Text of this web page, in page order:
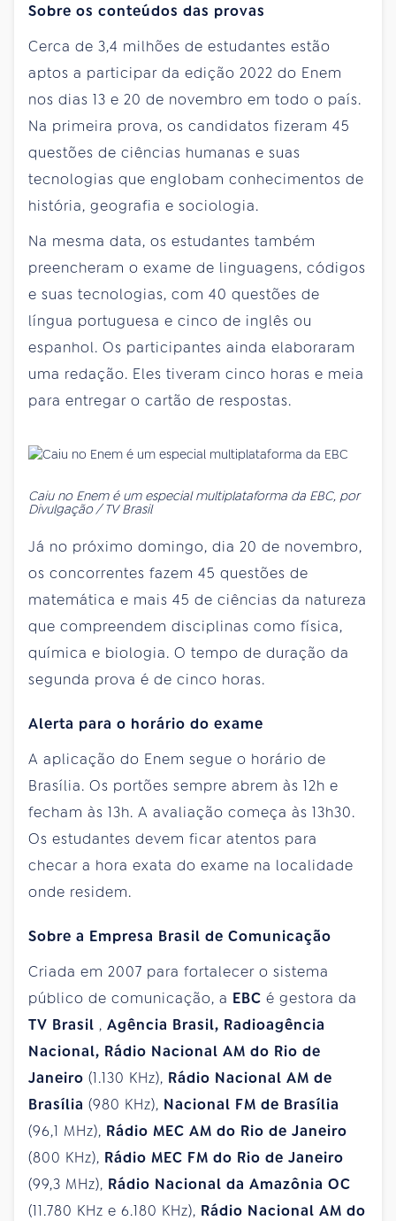
Sobre os conteúdos das provas
Cerca de 3,4 milhões de estudantes estão
aptos a participar da edição 2022 do Enem
nos dias 13 e 20 de novembro em todo o país.
Na primeira prova, os candidatos fizeram 45
questões de ciências humanas e suas
tecnologias que englobam conhecimentos de
história, geografia e sociologia.
Na mesma data, os estudantes também
preencheram o exame de linguagens, códigos
e suas tecnologias, com 40 questões de
língua portuguesa e cinco de inglês ou
espanhol. Os participantes ainda elaboraram
uma redação. Eles tiveram cinco horas e meia
para entregar o cartão de respostas.
Caiu no Enem é um especial multiplataforma da EBC, por
Divulgação / TV Brasil
Já no próximo domingo, dia 20 de novembro,
os concorrentes fazem 45 questões de
matemática e mais 45 de ciências da natureza
que compreendem disciplinas como física,
química e biologia. O tempo de duração da
segunda prova é de cinco horas.
Alerta para o horário do exame
A aplicação do Enem segue o horário de
Brasília. Os portões sempre abrem às 12h e
fecham às 13h. A avaliação começa às 13h30.
Os estudantes devem ficar atentos para
checar a hora exata do exame na localidade
onde residem.
Sobre a Empresa Brasil de Comunicação
Criada em 2007 para fortalecer o sistema
público de comunicação, a EBC é gestora da
TV Brasil , Agência Brasil, Radioagência
Nacional, Rádio Nacional AM do Rio de
Janeiro (1.130 KHz), Rádio Nacional AM de
Brasília (980 KHz), Nacional FM de Brasília
(96,1 MHz), Rádio MEC AM do Rio de Janeiro
(800 KHz), Rádio MEC FM do Rio de Janeiro
(99,3 MHz), Rádio Nacional da Amazônia OC
(11.780 KHz e 6.180 KHz), Rádio Nacional AM do